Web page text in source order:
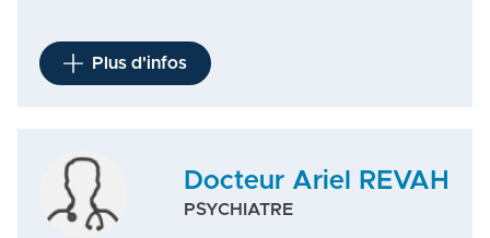
Plus d'infos
Docteur Ariel REVAH
PSYCHIATRE